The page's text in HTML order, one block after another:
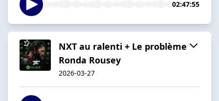
02:47:55
NXT au ralenti + Le problème
Ronda Rousey
2026-03-27